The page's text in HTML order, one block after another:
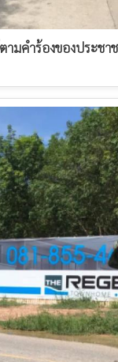
มคำร้องของประชา